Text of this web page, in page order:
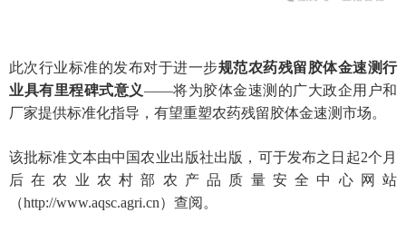
此次行业标准的发布对于进一步规范农药残留胶体金速测行
业具有里程碑式意义——将为胶体金速测的广大政企用户和
厂家提供标准化指导，有望重塑农药残留胶体金速测市场。
该批标准文本由中国农业出版社出版，可于发布之日起2个月
后在农业农村部农产品质量安全中心网站
（http://www.aqsc.agri.cn）查阅。